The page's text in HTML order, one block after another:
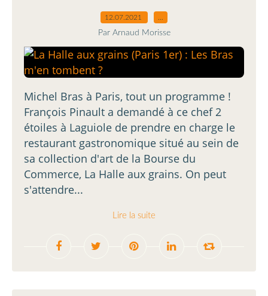
12.07.2021
Par Arnaud Morisse
Michel Bras à Paris, tout un programme !
François Pinault a demandé à ce chef 2
étoiles à Laguiole de prendre en charge le
restaurant gastronomique situé au sein de
sa collection d'art de la Bourse du
Commerce, La Halle aux grains. On peut
s'attendre...
Lire la suite